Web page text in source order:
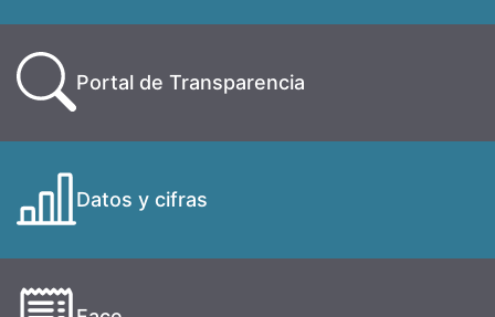
Portal de Transparencia
Datos y cifras